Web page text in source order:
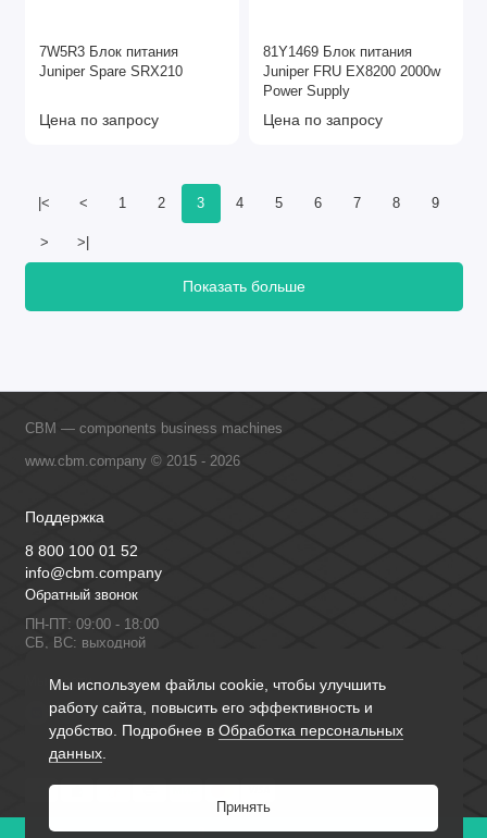
0
7W5R3 Блок питания
Juniper Spare SRX210
Цена по запросу
81Y1469 Блок питания
Juniper FRU EX8200 2000w
Power Supply
Цена по запросу
|< < 1 2 3 4 5 6 7 8 9
> >|
Показать больше
Мы используем файлы cookie, чтобы улучшить
работу сайта, повысить его эффективность и
удобство. Подробнее в Обработка персональных
данных
Принять
CBM — components business machines
www.cbm.company © 2015 - 2026
Поддержка
8 800 100 01 52
info@cbm.company
Обратный звонок
ПН-ПТ: 09:00 - 18:00
СБ, ВС: выходной
Мы в сети